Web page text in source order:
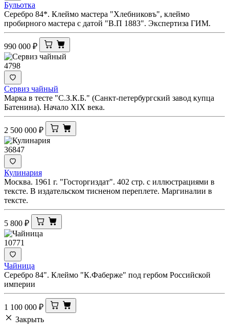
Бульотка
Серебро 84*. Клеймо мастера "Хлебниковъ", клеймо
пробирного мастера с датой "В.П 1883". Экспертиза ГИМ.
990 000 ₽
4798
Сервиз чайный
Марка в тесте "С.З.К.Б." (Санкт-петербургский завод купца
Батенина). Начало XIX века.
2 500 000 ₽
36847
Кулинария
Москва. 1961 г. "Госторгиздат". 402 стр. с иллюстрациями в
тексте. В издательском тисненом переплете. Маргиналии в
тексте.
5 800 ₽
10771
Чайница
Серебро 84". Клеймо "К.Фаберже" под гербом Российской
империи
1 100 000 ₽
Закрыть